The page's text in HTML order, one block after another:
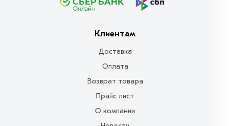
Клиентам
Доставка
Оплата
Возврат товара
Прайс лист
О компании